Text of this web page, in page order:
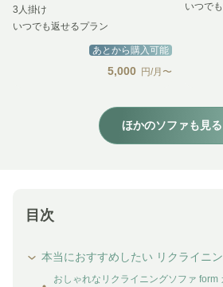
3人掛け
いつでも返せるプラン
あとから購入可能
5,000 円/月〜
いつで
ほかのソファも見る
目次
本当におすすめしたい リクライニ
おしゃれなリクライニングソファ form